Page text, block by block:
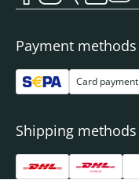
Payment methods
Card payment
Shipping methods